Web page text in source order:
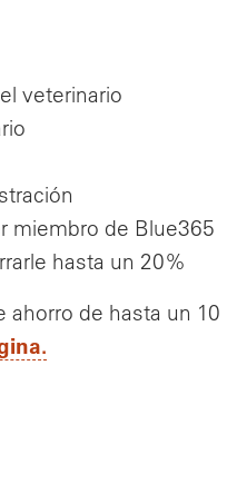
veterinario
miembro de Blue365
hasta un 20%
de hasta un